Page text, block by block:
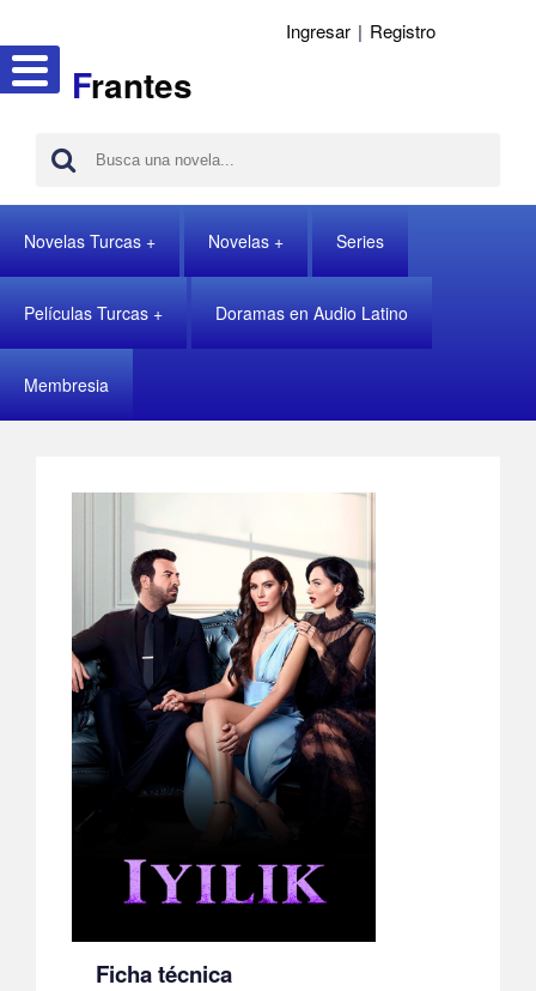
Frantes
Ingresar | Registro
Novelas Turcas Novelas Series
Películas Turcas Doramas en Audio Latino
Membresia
Ficha técnica